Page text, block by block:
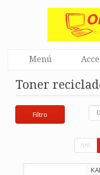
Menú
Toner
Filtro
Ant.